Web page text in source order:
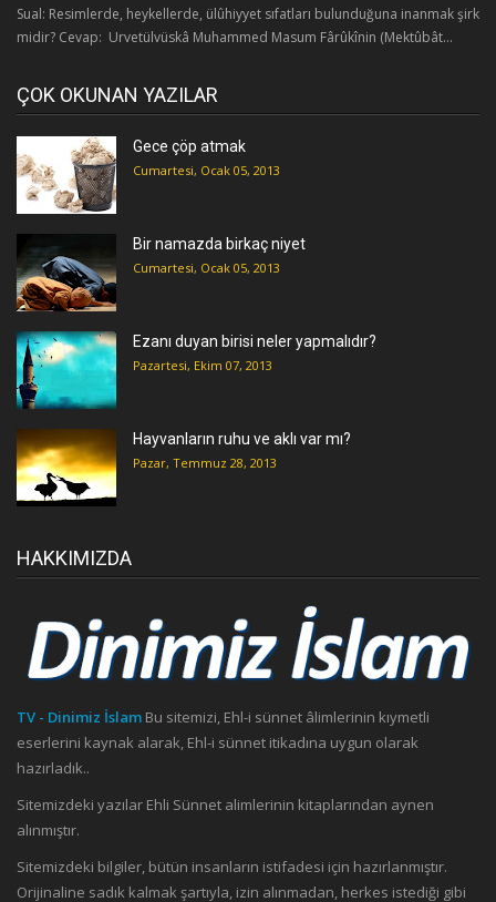
Sual: Resimlerde, heykellerde, ülûhiyyet sıfatları bulunduğuna inanmak şirk
midir? Cevap: Urvetülvüskâ Muhammed Masum Fârûkînin (Mektûbât...
ÇOK OKUNAN YAZILAR
Gece çöp atmak
Cumartesi, Ocak 05, 2013
Bir namazda birkaç niyet
Cumartesi, Ocak 05, 2013
Ezanı duyan birisi neler yapmalıdır?
Pazartesi, Ekim 07, 2013
Hayvanların ruhu ve aklı var mı?
Pazar, Temmuz 28, 2013
HAKKIMIZDA
TV - Dinimiz İslam Bu sitemizi, Ehl-i sünnet âlimlerinin kıymetli
eserlerini kaynak alarak, Ehl-i sünnet itikadına uygun olarak
hazırladık..
Sitemizdeki yazılar Ehli Sünnet alimlerinin kitaplarından aynen
alınmıştır.
Sitemizdeki bilgiler, bütün insanların istifadesi için hazırlanmıştır.
Orijinaline sadık kalmak şartıyla, izin alınmadan, herkes istediği gibi